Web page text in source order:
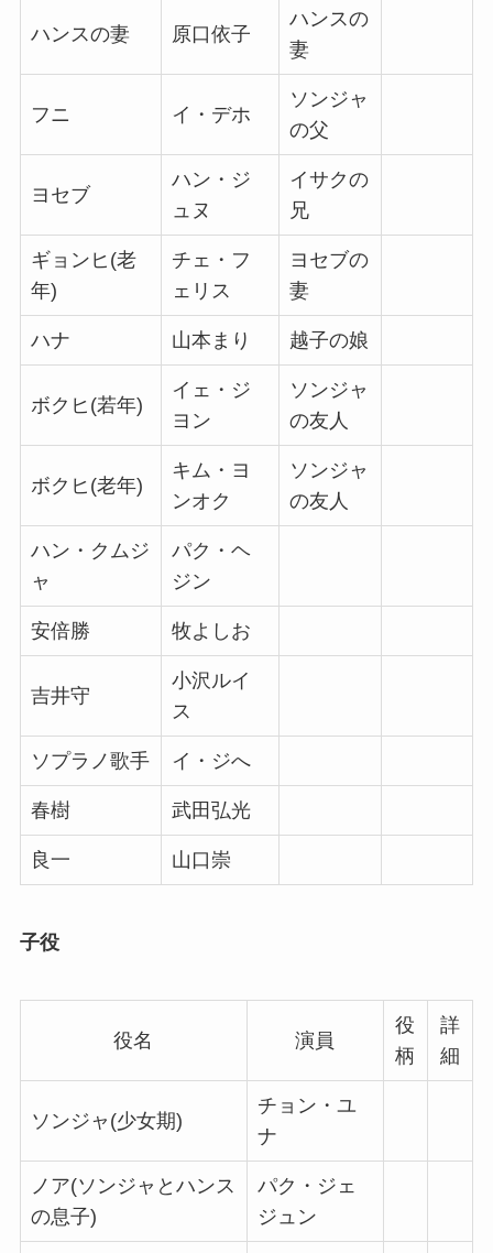
ハンスの妻 原口依子
ハンスの
妻
フニ イ・デホ
ソンジャ
の父
ヨセブ
ハン・ジ
ュヌ
イサクの
兄
ギョンヒ(老
年)
チェ・フ
ェリス
ヨセブの
妻
ハナ 山本まり 越子の娘
ボクヒ(若年)
イェ・ジ
ヨン
ソンジャ
の友人
ボクヒ(老年)
キム・ヨ
ンオク
ソンジャ
の友人
ハン・クムジ
ャ
パク・ヘ
ジン
安倍勝 牧よしお
吉井守
小沢ルイ
ス
ソプラノ歌手 イ・ジへ
春樹 武田弘光
良一 山口崇
子役
役名 演員
役
柄
詳
細
ソンジャ(少女期)
チョン・ユ
ナ
ノア(ソンジャとハンス
の息子)
パク・ジェ
ジュン